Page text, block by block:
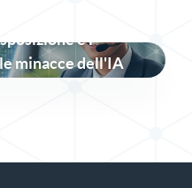
e i
minacce dell'IA